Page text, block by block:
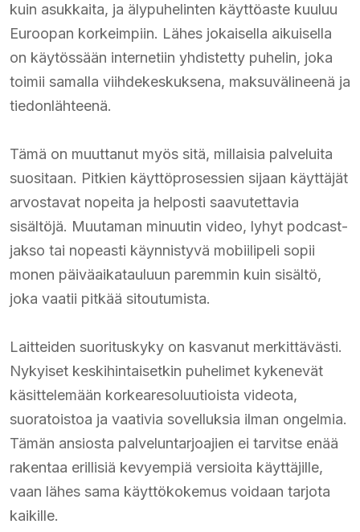
kuin asukkaita, ja älypuhelinten käyttöaste kuuluu
Euroopan korkeimpiin. Lähes jokaisella aikuisella
on käytössään internetiin yhdistetty puhelin, joka
toimii samalla viihdekeskuksena, maksuvälineenä ja
tiedonlähteenä.
Tämä on muuttanut myös sitä, millaisia palveluita
suositaan. Pitkien käyttöprosessien sijaan käyttäjät
arvostavat nopeita ja helposti saavutettavia
sisältöjä. Muutaman minuutin video, lyhyt podcast-
jakso tai nopeasti käynnistyvä mobiilipeli sopii
monen päiväaikatauluun paremmin kuin sisältö,
joka vaatii pitkää sitoutumista.
Laitteiden suorituskyky on kasvanut merkittävästi.
Nykyiset keskihintaisetkin puhelimet kykenevät
käsittelemään korkearesoluutioista videota,
suoratoistoa ja vaativia sovelluksia ilman ongelmia.
Tämän ansiosta palveluntarjoajien ei tarvitse enää
rakentaa erillisiä kevyempiä versioita käyttäjille,
vaan lähes sama käyttökokemus voidaan tarjota
kaikille.